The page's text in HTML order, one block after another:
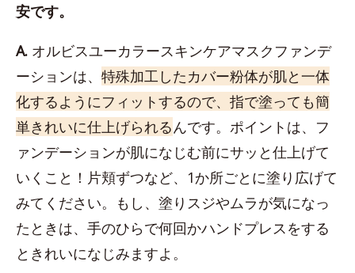
安です。
A. オルビスユーカラースキンケアマスクファンデ
ーションは、 特殊加工したカバー粉体が肌と一体
化するようにフィットするので、指で塗っても簡
単きれいに仕上げられるんです。ポイントは、フ
ァンデーションが肌になじむ前にサッと仕上げて
いくこと！片頬ずつなど、1か所ごとに塗り広げて
みてください。もし、塗りスジやムラが気になっ
たときは、手のひらで何回かハンドプレスをする
ときれいになじみますよ。